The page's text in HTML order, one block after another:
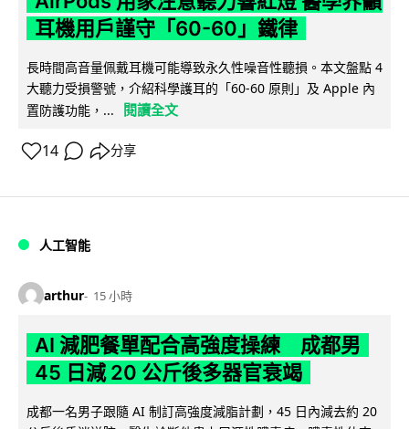
耳機用戶謹守「60-60」鐵律
長時間高音量佩戴耳機可能導致永久性噪音性聽損。本文盤點 4
大聽力受損警號，介紹科學護耳的「60-60 原則」及 Apple 內
置防護功能，...
閱讀全文
14 分享
人工智能
arthur 15 小時
AI 減肥餐單配合高強度操練 成都男
45 日減 20 公斤後多器官衰竭
成都一名男子跟隨 AI 制訂高強度減脂計劃，45 日內減去約 20